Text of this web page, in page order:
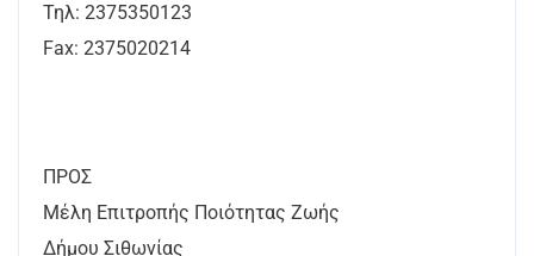
Τηλ: 2375350123
Fax: 2375020214
ΠΡΟΣ
Μέλη Επιτροπής Ποιότητας Ζωής
Δήμου Σιθωνίας